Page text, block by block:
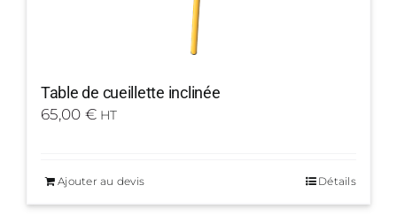
Table de cueillette inclinée
65,00 € HT
Ajouter au devis Détails